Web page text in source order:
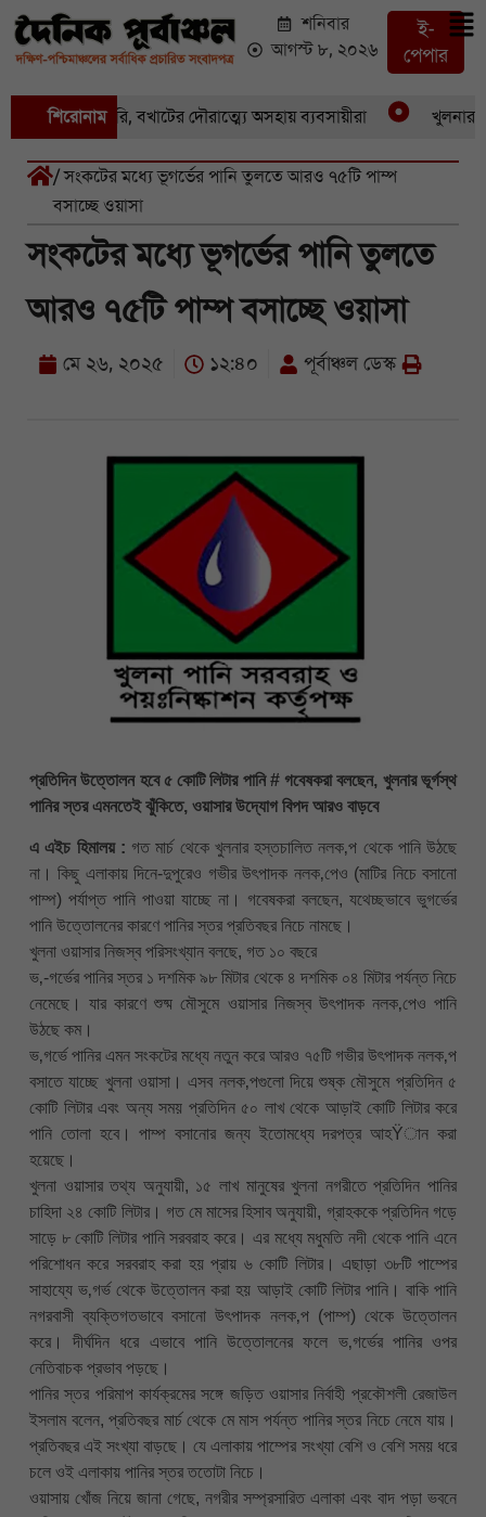
শনিবার
আগস্ট ৮, ২০২৬
ই-
পেপার
শিরোনাম
পর একচুরি, বখাটের দৌরাত্ম্যে অসহায় ব্যবসায়ীরা খুলনার
/ সংকটের মধ্যে ভূগর্ভের পানি তুলতে আরও ৭৫টি পাম্প
বসাচ্ছে ওয়াসা
সংকটের মধ্যে ভূগর্ভের পানি তুলতে
আরও ৭৫টি পাম্প বসাচ্ছে ওয়াসা
মে ২৬, ২০২৫ ১২:৪০ পূর্বাঞ্চল ডেস্ক
প্রতিদিন উত্তোলন হবে ৫ কোটি লিটার পানি # গবেষকরা বলছেন, খুলনার ভূর্গস্থ
পানির স্তর এমনতেই ঝুঁকিতে, ওয়াসার উদ্যোগ বিপদ আরও বাড়বে
এ এইচ হিমালয় : গত মার্চ থেকে খুলনার হস্তচালিত নলক‚প থেকে পানি উঠছে
না। কিছু এলাকায় দিনে-দুপুরেও গভীর উৎপাদক নলক‚পেও (মাটির নিচে বসানো
পাম্প) পর্যাপ্ত পানি পাওয়া যাচ্ছে না। গবেষকরা বলছেন, যথেচ্ছভাবে ভুগর্ভের
পানি উত্তোলনের কারণে পানির স্তর প্রতিবছর নিচে নামছে।
খুলনা ওয়াসার নিজস্ব পরিসংখ্যান বলছে, গত ১০ বছরে
ভ‚-গর্ভের পানির স্তর ১ দশমিক ৯৮ মিটার থেকে ৪ দশমিক ০৪ মিটার পর্যন্ত নিচে
নেমেছে। যার কারণে শুষ্ম মৌসুমে ওয়াসার নিজস্ব উৎপাদক নলক‚পেও পানি
উঠছে কম।
ভ‚গর্ভে পানির এমন সংকটের মধ্যে নতুন করে আরও ৭৫টি গভীর উৎপাদক নলক‚প
বসাতে যাচ্ছে খুলনা ওয়াসা। এসব নলক‚পগুলো দিয়ে শুষ্ক মৌসুমে প্রতিদিন ৫
কোটি লিটার এবং অন্য সময় প্রতিদিন ৫০ লাখ থেকে আড়াই কোটি লিটার করে
পানি তোলা হবে। পাম্প বসানোর জন্য ইতোমধ্যে দরপত্র আহŸান করা
হয়েছে।
খুলনা ওয়াসার তথ্য অনুযায়ী, ১৫ লাখ মানুষের খুলনা নগরীতে প্রতিদিন পানির
চাহিদা ২৪ কোটি লিটার। গত মে মাসের হিসাব অনুযায়ী, গ্রাহককে প্রতিদিন গড়ে
সাড়ে ৮ কোটি লিটার পানি সরবরাহ করে। এর মধ্যে মধুমতি নদী থেকে পানি এনে
পরিশোধন করে সরবরাহ করা হয় প্রায় ৬ কোটি লিটার। এছাড়া ৩৮টি পাম্পের
সাহায্যে ভ‚গর্ভ থেকে উত্তোলন করা হয় আড়াই কোটি লিটার পানি। বাকি পানি
নগরবাসী ব্যক্তিগতভাবে বসানো উৎপাদক নলক‚প (পাম্প) থেকে উত্তোলন
করে। দীর্ঘদিন ধরে এভাবে পানি উত্তোলনের ফলে ভ‚গর্ভের পানির ওপর
নেতিবাচক প্রভাব পড়ছে।
পানির স্তর পরিমাপ কার্যক্রমের সঙ্গে জড়িত ওয়াসার নির্বাহী প্রকৌশলী রেজাউল
ইসলাম বলেন, প্রতিবছর মার্চ থেকে মে মাস পর্যন্ত পানির স্তর নিচে নেমে যায়।
প্রতিবছর এই সংখ্যা বাড়ছে। যে এলাকায় পাম্পের সংখ্যা বেশি ও বেশি সময় ধরে
চলে ওই এলাকায় পানির স্তর ততোটা নিচে।
ওয়াসায় খোঁজ নিয়ে জানা গেছে, নগরীর সম্প্রসারিত এলাকা এবং বাদ পড়া ভবনে